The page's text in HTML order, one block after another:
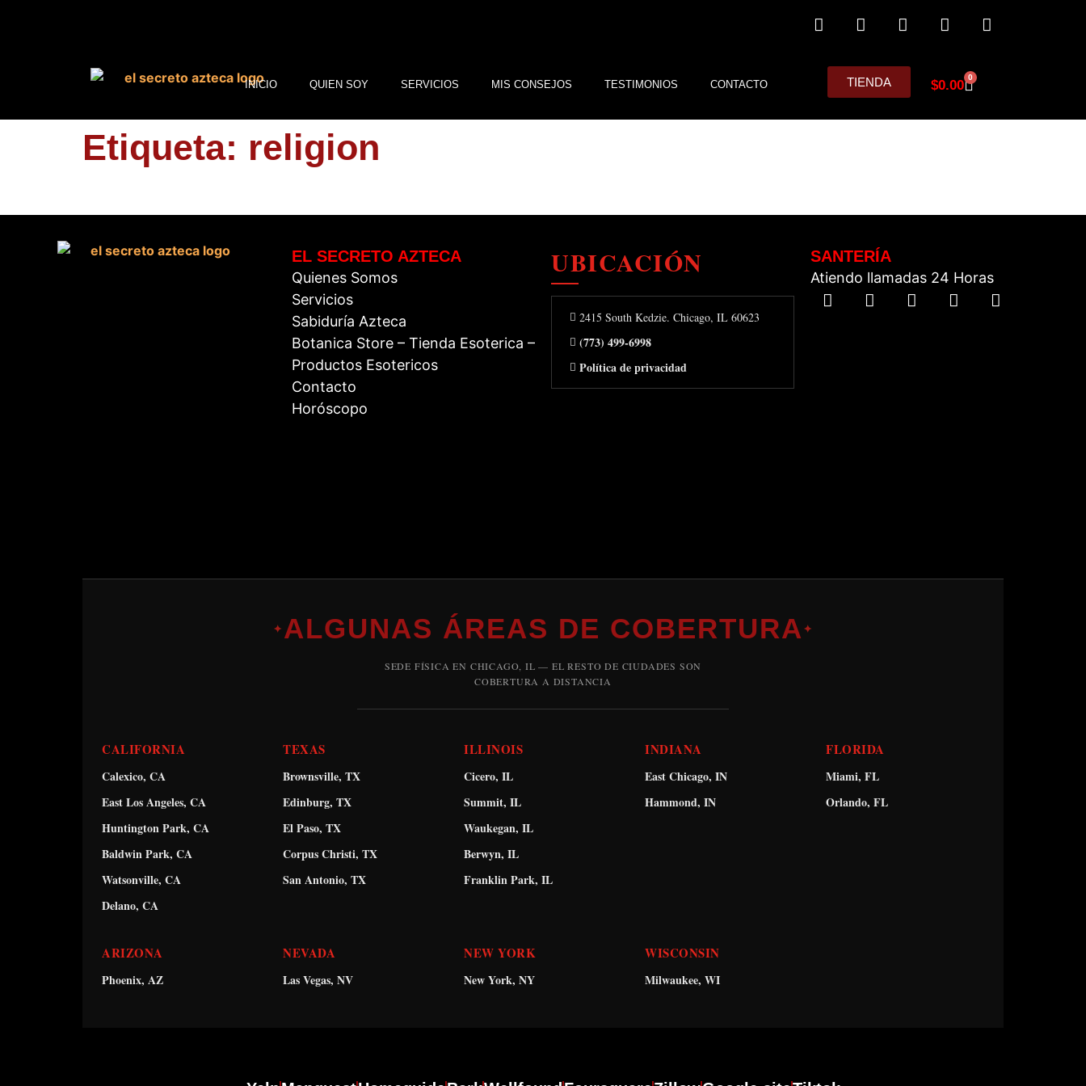
INICIO QUIEN SOY SERVICIOS MIS CONSEJOS TESTIMONIOS CONTACTO TIENDA $0.00 0
Etiqueta: religion
EL SECRETO AZTECA
Quienes Somos
Servicios
Sabiduría Azteca
Botanica Store – Tienda Esoterica –
Productos Esotericos
Contacto
Horóscopo
UBICACIÓN
2415 South Kedzie. Chicago, IL 60623
(773) 499-6998
Política de privacidad
SANTERÍA
Atiendo llamadas 24 Horas
✦ ALGUNAS ÁREAS DE COBERTURA ✦
SEDE FÍSICA EN CHICAGO, IL — EL RESTO DE CIUDADES SON
COBERTURA A DISTANCIA
CALIFORNIA
Calexico, CA
East Los Angeles, CA
Huntington Park, CA
Baldwin Park, CA
Watsonville, CA
Delano, CA
TEXAS
Brownsville, TX
Edinburg, TX
El Paso, TX
Corpus Christi, TX
San Antonio, TX
ILLINOIS
Cicero, IL
Summit, IL
Waukegan, IL
Berwyn, IL
Franklin Park, IL
INDIANA
East Chicago, IN
Hammond, IN
FLORIDA
Miami, FL
Orlando, FL
ARIZONA
Phoenix, AZ
NEVADA
Las Vegas, NV
NEW YORK
New York, NY
WISCONSIN
Milwaukee, WI